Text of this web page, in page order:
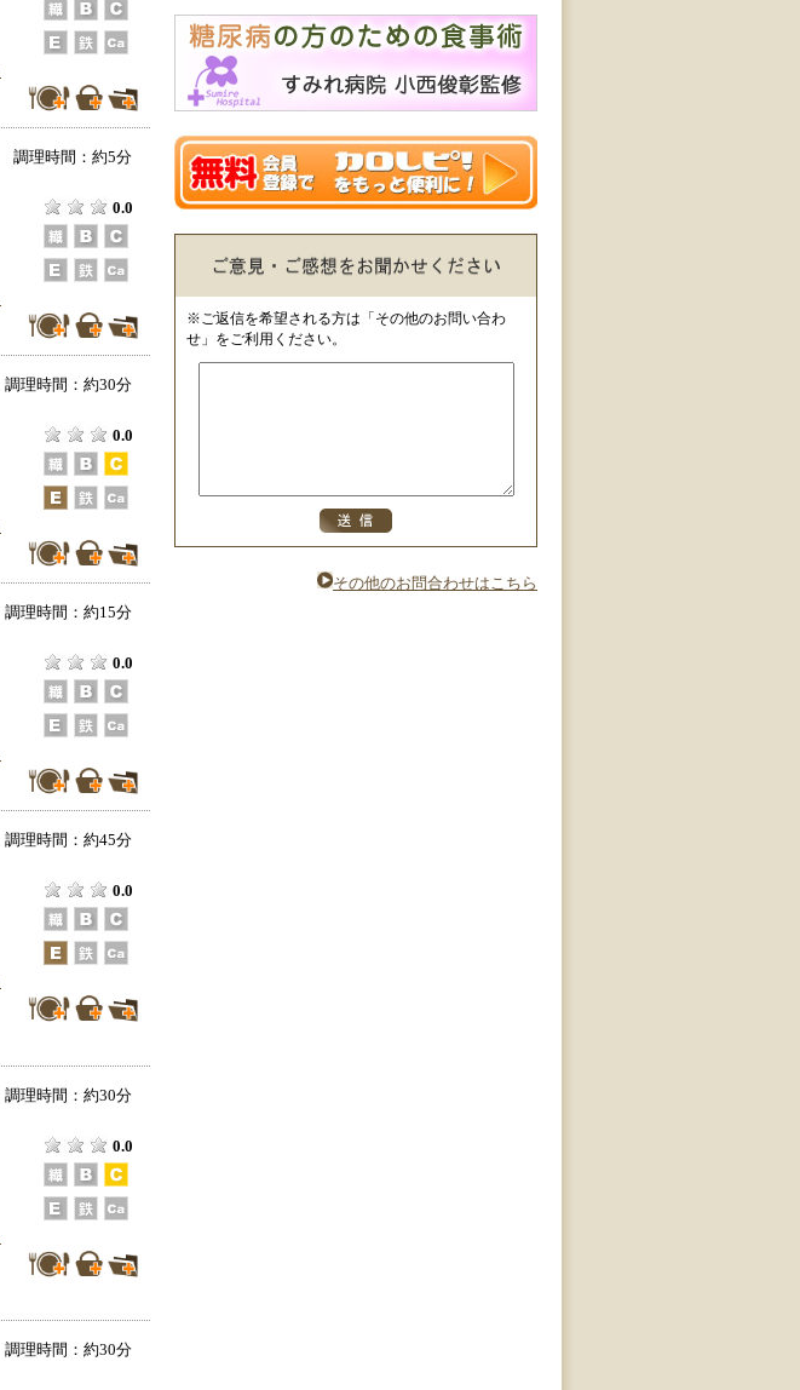
調理時間：約5分
0.0
調理時間：約30分
0.0
調理時間：約15分
0.0
調理時間：約45分
0.0
調理時間：約30分
0.0
調理時間：約30分
※ご返信を希望される方は「その他のお問い合わ
せ」をご利用ください。
その他のお問合わせはこちら